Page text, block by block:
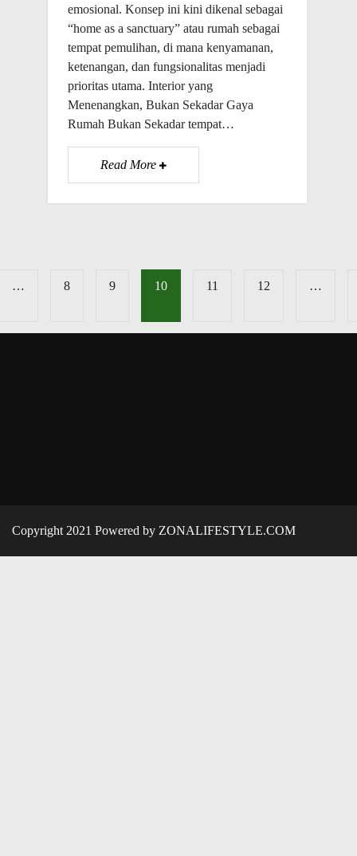
emosional. Konsep ini kini dikenal sebagai
“home as a sanctuary” atau rumah sebagai
tempat pemulihan, di mana kenyamanan,
ketenangan, dan fungsionalitas menjadi
prioritas utama. Interior yang
Menenangkan, Bukan Sekadar Gaya
Rumah Bukan Sekadar tempat…
Read More
… 8 9 10 11 12 …
Copyright 2021 Powered by ZONALIFESTYLE.COM